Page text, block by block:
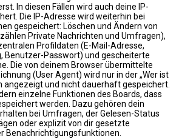
In diesen Fällen wird auch deine IP-
Die IP-Adresse wird weiterhin bei
gespeichert: Löschen und Ändern von
Private Nachrichten und Umfragen),
Profildaten (E-Mail-Adresse,
Benutzer-Passwort) und gescheiterte
Die von deinem Browser übermittelte
(User Agent) wird nur in der „Wer ist
angezeigt und nicht dauerhaft gespeichert.
einzelne Funktionen des Boards, dass
werden. Dazu gehören dein
bei Umfragen, der Gelesen-Status
oder explizit von dir gesetzte
Benachrichtigungsfunktionen.